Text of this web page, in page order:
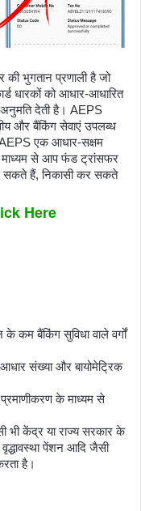
की भुगतान प्रणाली है जो
धारकों को आधार-आधारित
देती है। AEPS
और बैंकिंग सेवाएं उपलब्ध
एक आधार-सक्षम
माध्यम से आप फंड ट्रांसफर
हैं, निकासी कर सकते
Here
के कम बैंकिंग सुविधा वाले वर्गों
संख्या और बायोमेट्रिक
के माध्यम से
भी केंद्र या राज्य सरकार के
वृद्धावस्था पेंशन आदि जैसी
है।